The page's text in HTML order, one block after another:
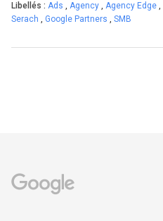
Libellés : Ads , Agency , Agency Edge ,
Serach , Google Partners , SMB